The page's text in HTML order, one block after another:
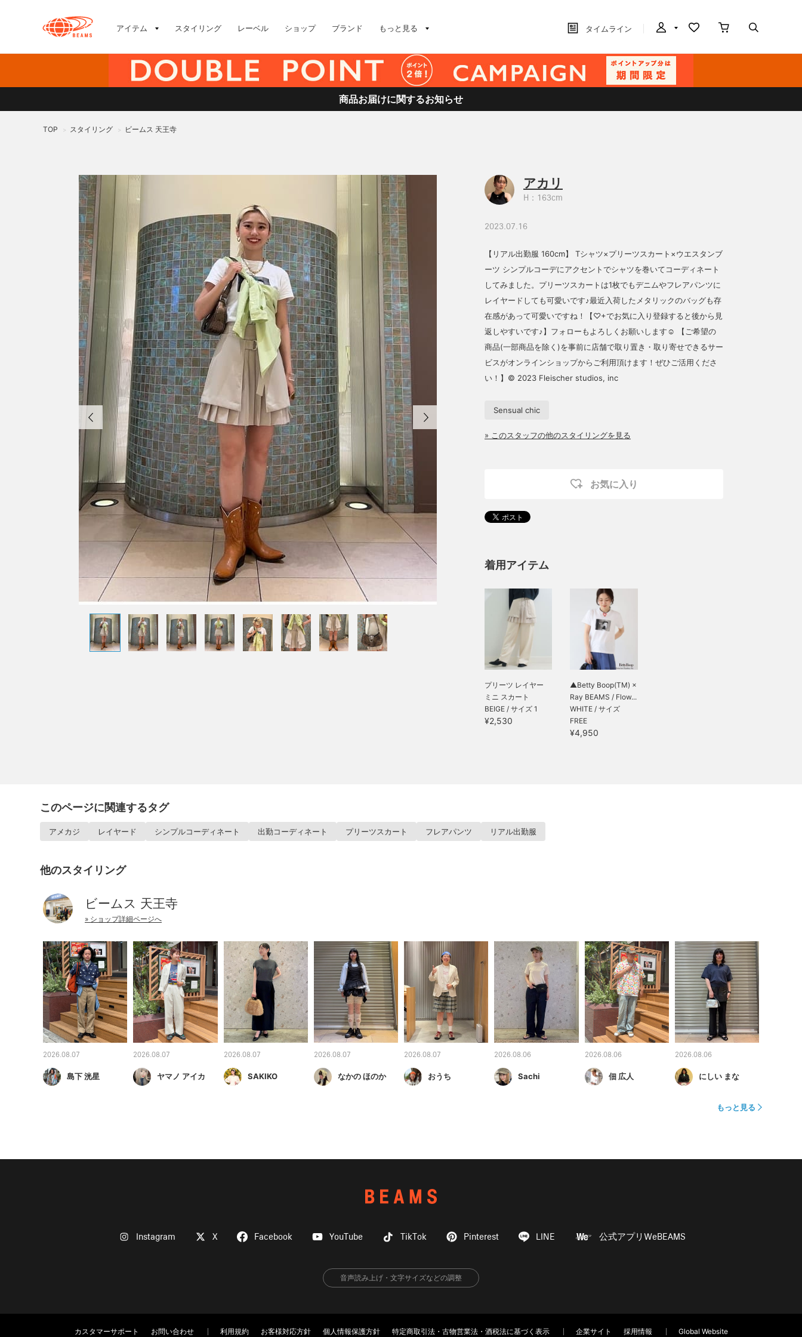
アイテム スタイリング レーベル ショップ ブランド もっと見る タイムライン
商品お届けに関するお知らせ
TOP > スタイリング > ビームス 天王寺
アカリ
H：163cm
2023.07.16
【リアル出勤服 160cm】 Tシャツ×プリーツスカート×ウエスタンブ
ーツ シンプルコーデにアクセントでシャツを巻いてコーディネート
してみました。プリーツスカートは1枚でもデニムやフレアパンツに
レイヤードしても可愛いです♪最近入荷したメタリックのバッグも存
在感があって可愛いですね！【♡+でお気に入り登録すると後から見
返しやすいです♪】フォローもよろしくお願いします☺︎︎︎︎ 【ご希望の
商品(一部商品を除く)を事前に店舗で取り置き・取り寄せできるサー
ビスがオンラインショップからご利用頂けます！ぜひご活用くださ
い！】©︎ 2023 Fleischer studios, inc
Sensual chic
» このスタッフの他のスタイリングを見る
お気に入り
着用アイテム
プリーツ レイヤー
ミニ スカート
BEIGE / サイズ 1
¥2,530
▲Betty Boop(TM) ×
Ray BEAMS / Flow...
WHITE / サイズ
FREE
¥4,950
このページに関連するタグ
アメカジ レイヤード シンプルコーディネート 出勤コーディネート プリーツスカート フレアパンツ リアル出勤服
他のスタイリング
ビームス 天王寺
» ショップ詳細ページへ
2026.08.07
島下 洸星
2026.08.07
ヤマノ アイカ
2026.08.07
SAKIKO
2026.08.07
なかの ほのか
2026.08.07
おうち
2026.08.06
Sachi
2026.08.06
佃 広人
2026.08.06
にしい まな
もっと見る
Instagram X Facebook YouTube TikTok Pinterest LINE 公式アプリWeBEAMS
音声読み上げ・文字サイズなどの調整
カスタマーサポート お問い合わせ 利用規約 お客様対応方針 個人情報保護方針 特定商取引法・古物営業法・酒税法に基づく表示 企業サイト 採用情報 Global Website